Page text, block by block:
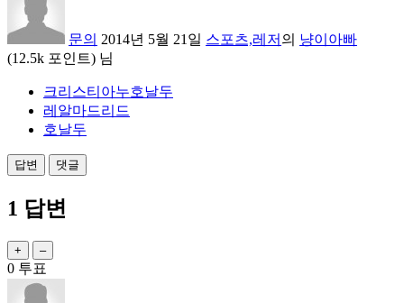
문의 2014년 5월 21일 스포츠,레저 의 냥이아빠
(12.5k 포인트) 님
크리스티아누호날두
레알마드리드
호날두
1 답변
0 투표